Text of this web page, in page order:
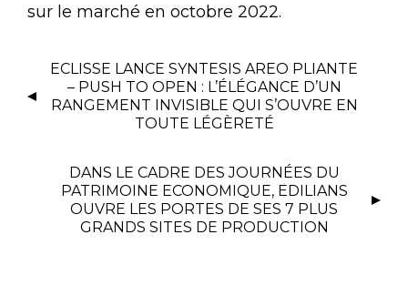
sur le marché en octobre 2022.
ECLISSE LANCE SYNTESIS AREO PLIANTE
– PUSH TO OPEN : L’ÉLÉGANCE D’UN
RANGEMENT INVISIBLE QUI S’OUVRE EN
TOUTE LÉGÈRETÉ
DANS LE CADRE DES JOURNÉES DU
PATRIMOINE ECONOMIQUE, EDILIANS
OUVRE LES PORTES DE SES 7 PLUS
GRANDS SITES DE PRODUCTION